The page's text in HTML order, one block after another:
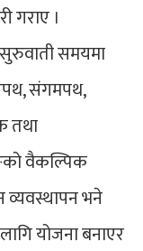
गराए ।
समयमा
संगमपथ,
तथा
वैकल्पिक
व्यवस्थापन भने
योजना बनाएर